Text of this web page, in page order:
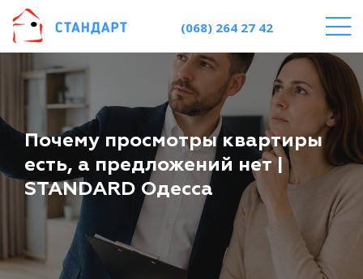
(068) 264 27 42
Почему просмотры квартиры
есть, а предложений нет |
STANDARD Одесса